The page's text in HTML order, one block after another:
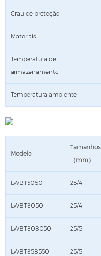
Grau de proteção
Materiais
Temperatura de
armazenamento
Temperatura ambiente
Modelo
Tamanhos
（mm）
LWBT5050 25/4
LWBT8050 25/4
LWBT808050 25/5
LWBT858550 25/5